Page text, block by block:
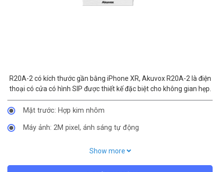
R20A-2 có kích thước gần bằng iPhone XR, Akuvox R20A-2 là điện
thoại có cửa có hình SIP được thiết kế đặc biệt cho không gian hẹp.
Mặt trước: Hợp kim nhôm
Máy ảnh: 2M pixel, ánh sáng tự động
Show more